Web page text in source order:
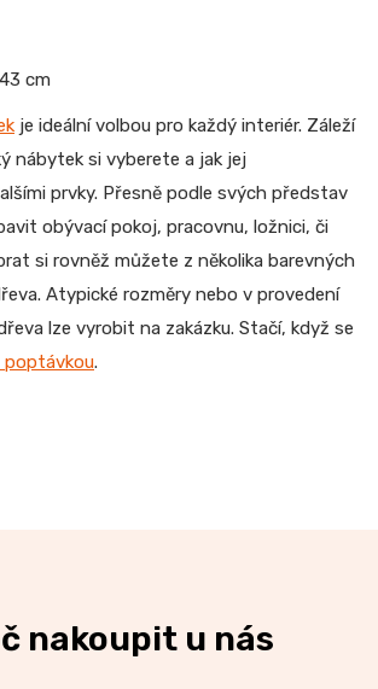
cm
je ideální volbou pro každý interiér. Záleží
nábytek si vyberete a jak jej
prvky. Přesně podle svých představ
obývací pokoj, pracovnu, ložnici, či
si rovněž můžete z několika barevných
Atypické rozměry nebo v provedení
lze vyrobit na zakázku. Stačí, když se
poptávkou.
nakoupit u nás